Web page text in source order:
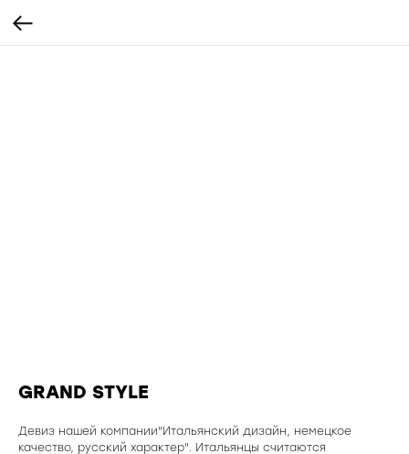
GRAND STYLE
Девиз нашей компании"Итальянский дизайн, немецкое
качество, русский характер". Итальянцы считаются